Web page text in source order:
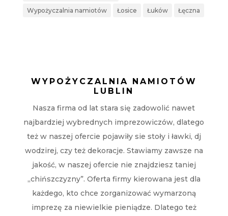
Wypożyczalnia namiotów Łosice Łuków Łęczna
WYPOŻYCZALNIA NAMIOTÓW
LUBLIN
Nasza firma od lat stara się zadowolić nawet
najbardziej wybrednych imprezowiczów, dlatego
też w naszej ofercie pojawiły sie stoły i ławki, dj
wodzirej, czy też dekoracje. Stawiamy zawsze na
jakość, w naszej ofercie nie znajdziesz taniej
„chińszczyzny”. Oferta firmy kierowana jest dla
każdego, kto chce zorganizować wymarzoną
imprezę za niewielkie pieniądze. Dlatego też